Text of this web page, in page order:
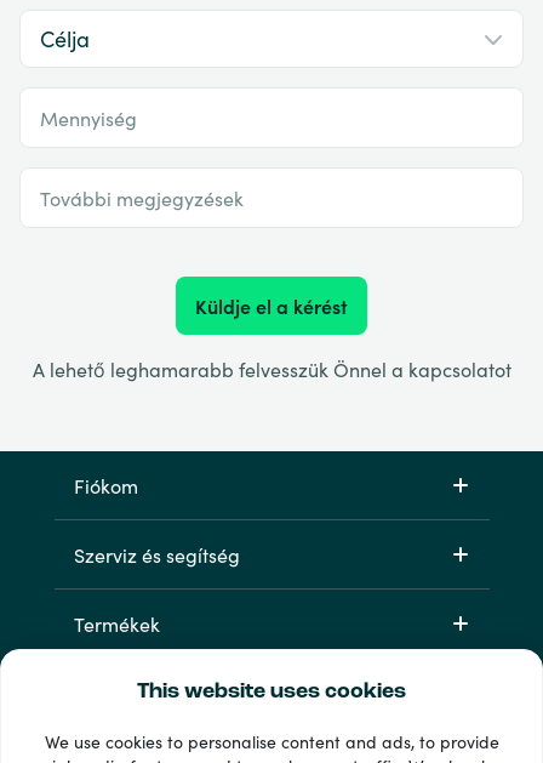
This website uses cookies
We use cookies to personalise content and ads, to provide
Mennyiség
További megjegyzések
Küldje el a kérést
A lehető leghamarabb felvesszük Önnel a kapcsolatot
Fiókom
Szerviz és segítség
Termékek